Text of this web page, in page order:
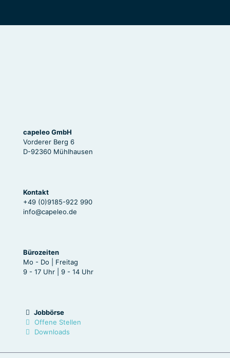
capeleo GmbH
Vorderer Berg 6
D-92360 Mühlhausen
Kontakt
+49 (0)9185-922 990
info@capeleo.de
Bürozeiten
Mo - Do | Freitag
9 - 17 Uhr | 9 - 14 Uhr
Jobbörse
Offene Stellen
Downloads